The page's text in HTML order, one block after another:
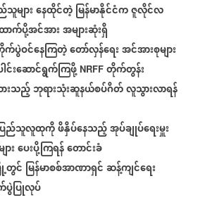
သူများနေထိုင်တဲ့မြန်မာနိုင်ငံကဇူလိုင်လ
ာက်ပို့အင်အားအများဆုံးရှိ
ပွဲဝင်နေကြတဲ့တော်လှန်ရေးအင်အားစုများ
ါင်းဆောင်ရွက်ကြဖို့ NRFF တိုက်တွန်း
းသည့်ဘုရားသုံးဆူနယ်စပ်ဂိတ်လူသွားလာရန်
ြည်သူလူထုကိုဖိနှိပ်နေသည့်အုပ်ချုပ်ရေးမှူး
းပေးပို့ကြရန်တောင်းခံ
တွင် မြန်မာစစ်အာဏာရှင်ဆန့်ကျင်ရေး
ပွဲပြုလုပ်